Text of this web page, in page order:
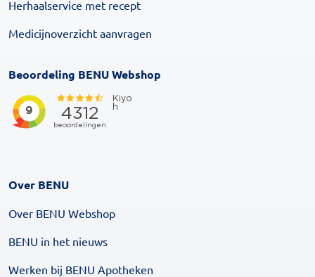
Herhaalservice met recept
Medicijnoverzicht aanvragen
Beoordeling BENU Webshop
Over BENU
Over BENU Webshop
BENU in het nieuws
Werken bij BENU Apotheken